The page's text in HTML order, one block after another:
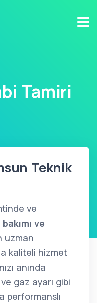
Tamiri
Teknik
ve
ve
uzman
kaliteli hizmet
anında
gaz ayarı gibi
performanslı